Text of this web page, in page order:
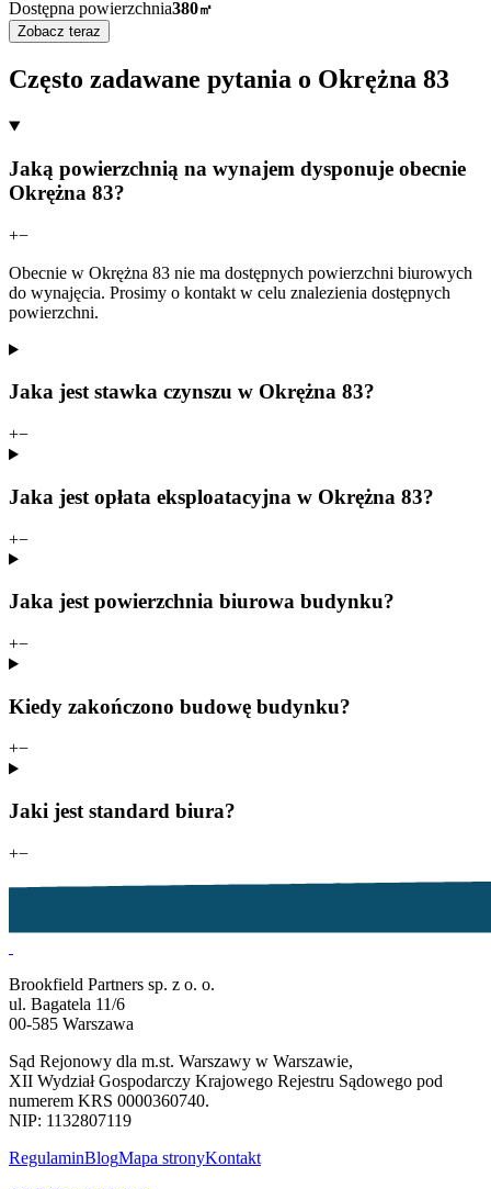
Dostępna powierzchnia380㎡
Zobacz teraz
Często zadawane pytania o Okrężna 83
Jaką powierzchnią na wynajem dysponuje obecnie
Okrężna 83?
+−
Obecnie w Okrężna 83 nie ma dostępnych powierzchni biurowych
do wynajęcia. Prosimy o kontakt w celu znalezienia dostępnych
powierzchni.
Jaka jest stawka czynszu w Okrężna 83?
+−
Jaka jest opłata eksploatacyjna w Okrężna 83?
+−
Jaka jest powierzchnia biurowa budynku?
+−
Kiedy zakończono budowę budynku?
+−
Jaki jest standard biura?
+−
Brookfield Partners sp. z o. o.
ul. Bagatela 11/6
00-585 Warszawa
Sąd Rejonowy dla m.st. Warszawy w Warszawie,
XII Wydział Gospodarczy Krajowego Rejestru Sądowego pod
numerem KRS 0000360740.
NIP: 1132807119
RegulaminBlogMapa stronyKontakt